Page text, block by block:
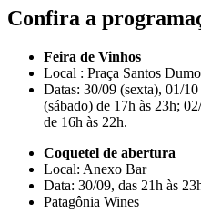
Confira a
Feira de Vinhos
Local : Praça Santos
Datas: 30/09 (sexta), 01/
(sábado) de 17h às 23h;
de 16h às 22h.
Coquetel de abertura
Local: Anexo Bar
Data: 30/09, das 21h às
Patagônia Wines